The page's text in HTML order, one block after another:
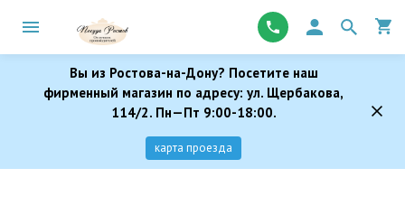
Вы из Ростова-на-Дону? Посетите наш
фирменный магазин по адресу: ул. Щербакова,
114/2. Пн—Пт 9:00-18:00.
карта проезда